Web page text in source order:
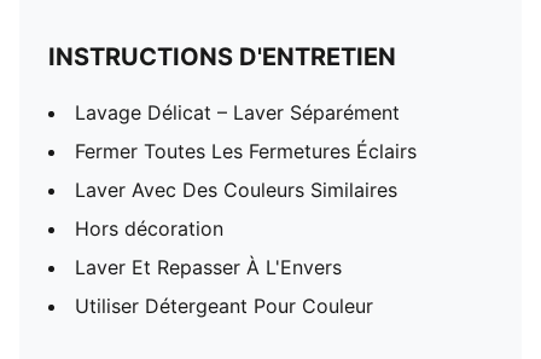
INSTRUCTIONS D'ENTRETIEN
Lavage Délicat – Laver Séparément
Fermer Toutes Les Fermetures Éclairs
Laver Avec Des Couleurs Similaires
Hors décoration
Laver Et Repasser À L'Envers
Utiliser Détergeant Pour Couleur